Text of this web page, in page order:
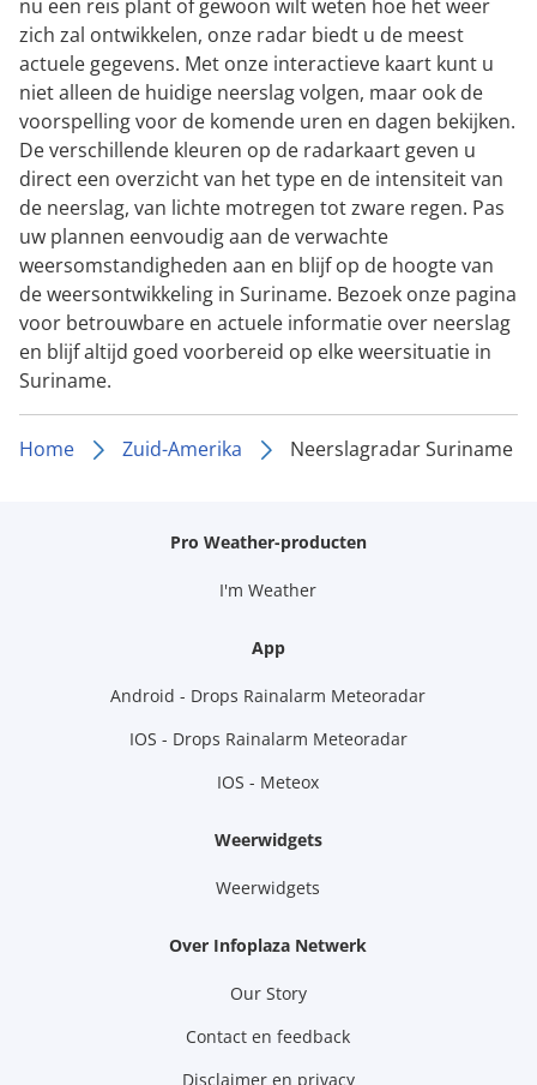
nu een reis plant of gewoon wilt weten hoe het weer
zich zal ontwikkelen, onze radar biedt u de meest
actuele gegevens. Met onze interactieve kaart kunt u
niet alleen de huidige neerslag volgen, maar ook de
voorspelling voor de komende uren en dagen bekijken.
De verschillende kleuren op de radarkaart geven u
direct een overzicht van het type en de intensiteit van
de neerslag, van lichte motregen tot zware regen. Pas
uw plannen eenvoudig aan de verwachte
weersomstandigheden aan en blijf op de hoogte van
de weersontwikkeling in Suriname. Bezoek onze pagina
voor betrouwbare en actuele informatie over neerslag
en blijf altijd goed voorbereid op elke weersituatie in
Suriname.
Home Zuid-Amerika Neerslagradar Suriname
Pro Weather-producten
I'm Weather
App
Android - Drops Rainalarm Meteoradar
IOS - Drops Rainalarm Meteoradar
IOS - Meteox
Weerwidgets
Weerwidgets
Over Infoplaza Netwerk
Our Story
Contact en feedback
Disclaimer en privacy